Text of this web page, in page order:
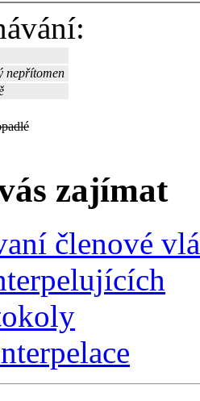
nepřítomen
zajímat
členové